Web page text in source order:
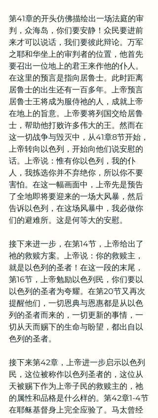
第41章的开头仿佛描绘出一场法庭的审
判，众海岛，你们要安静！众民要进前
来才可以说话，我们要彼此辩论。万军
之耶和华坐上的审判者的位置，他首先
要召出一位地上的君王来作他的仆人。
在这里的预言是指向居鲁士。此时距离
居鲁士的出生还有一百多年。上帝预言
居鲁士王将成为服侍祂的人，成就上帝
在地上的旨意。上帝要将列国交给居鲁
士，帮助他打败许多伟大的王。然而在
这一切战争与毁灭中，从41章8节开始，
上帝转向以色列，开始向他们说安慰的
话。上帝说：惟有你以色列，我的仆
人，我拣选你并不弃绝你，所以你不要
害怕。在这一幅画面中，上帝先是预告
了全地即将要迎来的一场大风暴，然后
告诉以色列，在这场风暴中，我必做你
们的避难所。这是何等大的安慰。
接下来进一步，在第14节，上帝给出了
祂的救赎方案。上帝说：你的救赎主，
就是以色列的圣者！在这一段的末尾，
第16节，上帝勉励以色列民，你们要以
以色列的圣者为夸耀。在第20节又再次
提醒他们，一切恩典与恩惠都是从以色
列的圣者而来的，一切更新的事情，一
切从天而赐下的生命与盼望，都出自以
色列的圣者。
接下来第42章，上帝进一步启示以色列
民，这位被称作以色列圣者的，这位从
天被赐下作为上帝子民的救赎主的，祂
的属性和品格是什么样的。第42章1-4节
在耶稣基督身上完全应验了。马太曾经